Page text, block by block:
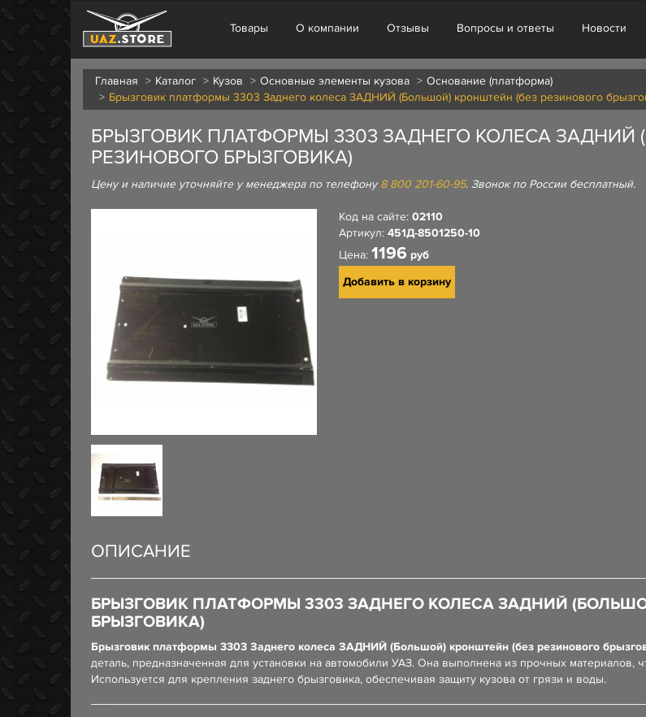
Товары О компании Отзывы Вопросы и ответы Новости
Главная Каталог Кузов Основные элементы кузова
Основание (платформа)
Брызговик платформы 3303 Заднего колеса ЗАДНИЙ (Большой) кронштейн (без резинового
БРЫЗГОВИК ПЛАТФОРМЫ 3303 ЗАДНЕГО КОЛЕСА
РЕЗИНОВОГО БРЫЗГОВИКА)
Цену и наличие уточняйте у менеджера по телефону8 800 201-60-95. Звонок по России бесплатный.
Код на сайте: 02110
Артикул: 451Д-8501250-10
Цена: 1196 руб
Добавить в корзину
ОПИСАНИЕ
БРЫЗГОВИК ПЛАТФОРМЫ 3303 ЗАДНЕГО КОЛЕСА ЗАДНИЙ
БРЫЗГОВИКА)
Брызговик платформы 3303 Заднего колеса ЗАДНИЙ (Большой) кронштейн (без резинового
деталь, предназначенная для установки на автомобили УАЗ. Она выполнена из прочных материалов,
Используется для крепления заднего брызговика, обеспечивая защиту кузова от грязи и воды.